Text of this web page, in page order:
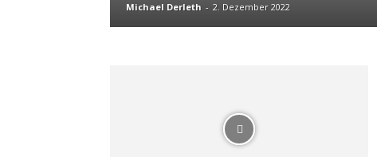
Michael Derleth - 2. Dezember 2022